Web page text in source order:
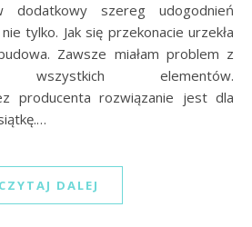
dodatkowy szereg udogodnień
tylko. Jak się przekonacie urzekła
Zawsze miałam problem z
wszystkich elementów.
producenta rozwiązanie jest dla
CZYTAJ DALEJ